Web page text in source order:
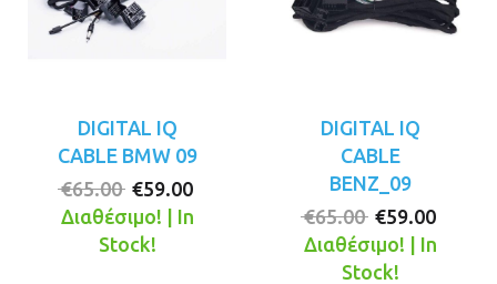
DIGITAL IQ
CABLE BMW 09
€65.00 Original
price
was:
€59.00
Διαθέσιμο! | In
Stock!
DIGITAL IQ
CABLE
BENZ_09
€65.00 Original
price
was:
€59.00
Διαθέσιμο! | In
Stock!